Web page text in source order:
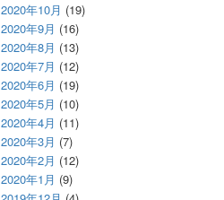
2020年10月 (19)
2020年9月 (16)
2020年8月 (13)
2020年7月 (12)
2020年6月 (19)
2020年5月 (10)
2020年4月 (11)
2020年3月 (7)
2020年2月 (12)
2020年1月 (9)